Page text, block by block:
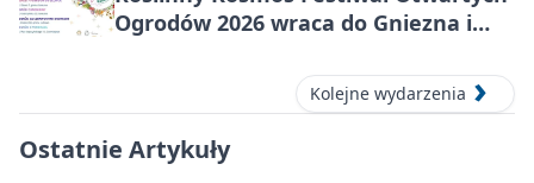
Ogrodów 2026 wraca do Gniezna i
Kolejne wydarzenia
Ostatnie Artykuły